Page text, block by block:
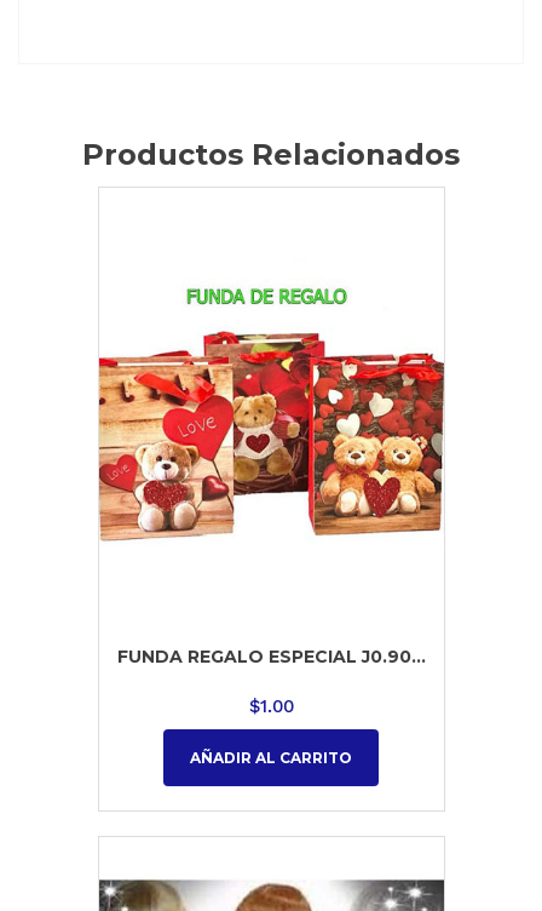
Productos Relacionados
FUNDA REGALO ESPECIAL J0.90...
$1.00
AÑADIR AL CARRITO